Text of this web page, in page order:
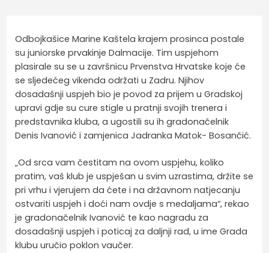
Odbojkašice Marine Kaštela krajem prosinca postale
su juniorske prvakinje Dalmacije. Tim uspjehom
plasirale su se u završnicu Prvenstva Hrvatske koje će
se sljedećeg vikenda održati u Zadru. Njihov
dosadašnji uspjeh bio je povod za prijem u Gradskoj
upravi gdje su cure stigle u pratnji svojih trenera i
predstavnika kluba, a ugostili su ih gradonačelnik
Denis Ivanović i zamjenica Jadranka Matok- Bosančić.
„Od srca vam čestitam na ovom uspjehu, koliko
pratim, vaš klub je uspješan u svim uzrastima, držite se
pri vrhu i vjerujem da ćete i na državnom natjecanju
ostvariti uspjeh i doći nam ovdje s medaljama“, rekao
je gradonačelnik Ivanović te kao nagradu za
dosadašnji uspjeh i poticaj za daljnji rad, u ime Grada
klubu uručio poklon vaučer.